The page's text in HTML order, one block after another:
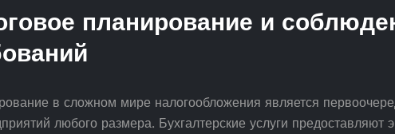
планирование и
в сложном мире налогообложения является
любого размера. Бухгалтерские услуги предоставляют